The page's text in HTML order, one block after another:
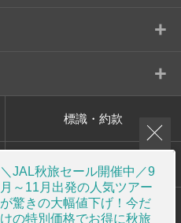
+
+
標識・約款
プライバシーポリシー
画面共有サポート
＼JAL秋旅セール開催中／9
月～11月出発の人気ツアー
が驚きの大幅値下げ！今だ
けの特別価格でお得に秋旅